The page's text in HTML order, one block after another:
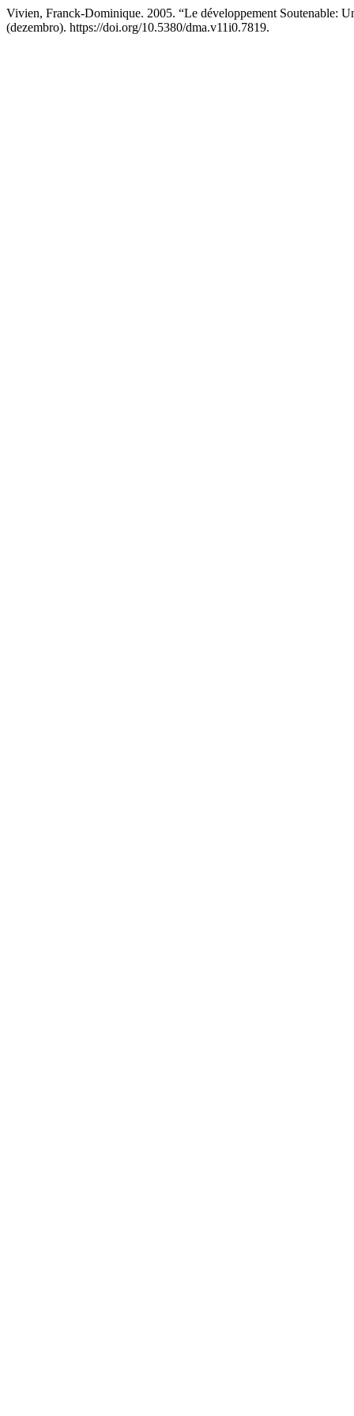
Vivien, Franck-Dominique. 2005. “Le développement Soutenable:
(dezembro). https://doi.org/10.5380/dma.v11i0.7819.